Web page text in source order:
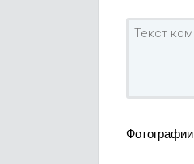
Фотографии